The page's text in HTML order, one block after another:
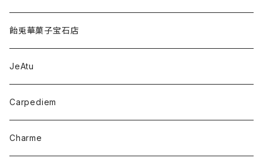
飴兎華菓子宝石店
JeAtu
Carpediem
Charme